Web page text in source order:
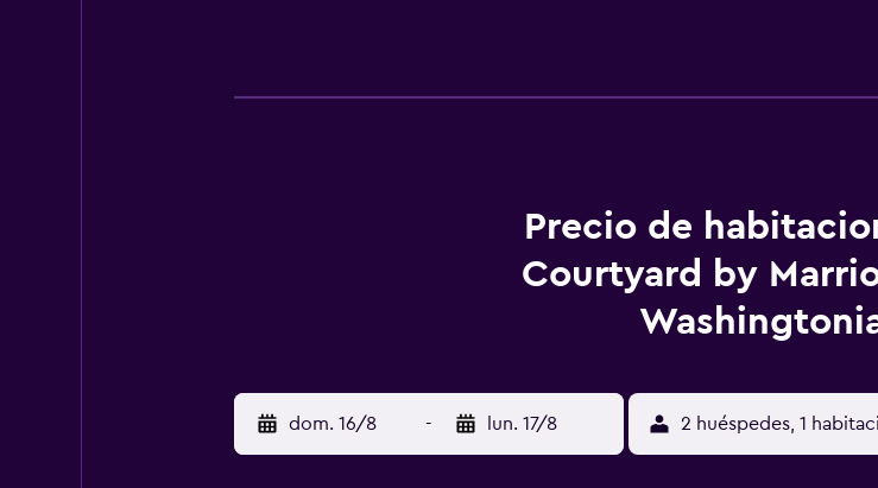
Precio de
Courtyard by
dom. 16/8 - lun. 17/8 2 huéspedes, 1